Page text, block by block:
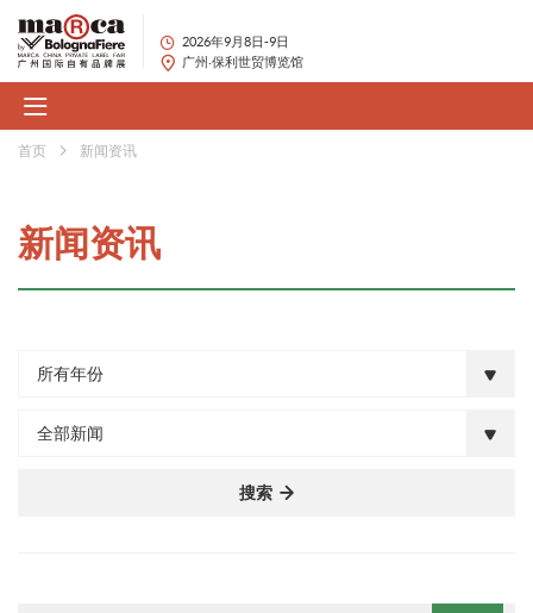
2026年9月8日-9日
广州·保利世贸博览馆
首页 新闻资讯
新闻资讯
所有年份
全部新闻
搜索